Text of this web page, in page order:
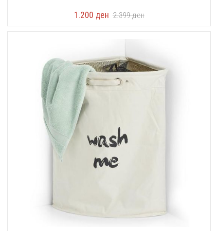
1.200 ден 2.399ден